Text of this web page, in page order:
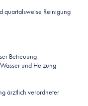
quartalsweise Reinigung
Betreuung
und Heizung
ärztlich verordneter